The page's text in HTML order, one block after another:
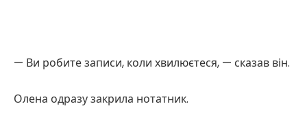
— Ви робите записи, коли хвилюєтеся, — сказав він.
Олена одразу закрила нотатник.